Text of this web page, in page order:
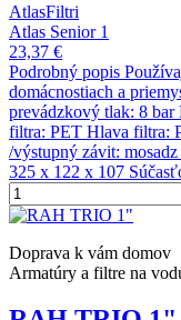
AtlasFiltri
Atlas Senior 1
23,37 €
Podrobný popis
domácnostiach a
prevádzkový tlak: 8 bar
filtra: PET Hlava filtra:
/výstupný závit:
325 x 122 x 107
Doprava k vám domov
Armatúry a filtre na